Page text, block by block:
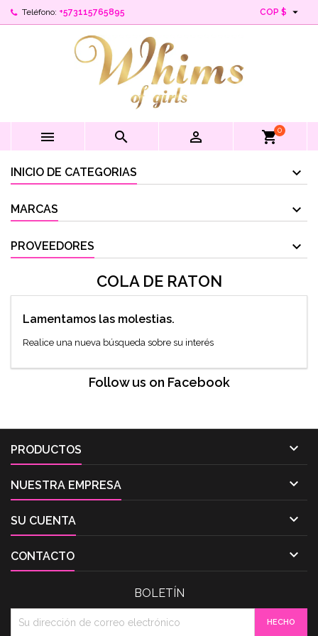
Teléfono: +573115765895 COP $ 
   shopping_cart0
INICIO DE CATEGORIAS
MARCAS
PROVEEDORES
COLA DE RATON
Lamentamos las molestias.
Realice una nueva búsqueda sobre su interés
Follow us on Facebook
PRODUCTOS 
NUESTRA EMPRESA 
SU CUENTA 
CONTACTO 
BOLETÍN